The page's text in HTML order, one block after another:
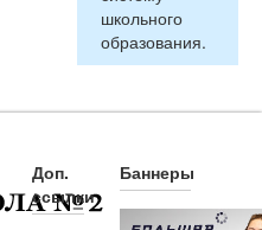
школьного
образования.
Доп.
ссылки
Баннеры